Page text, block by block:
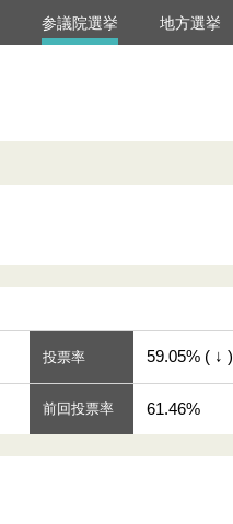
参議院選挙 地方選挙
投票率 59.05% ( ↓ )
前回投票率 61.46%